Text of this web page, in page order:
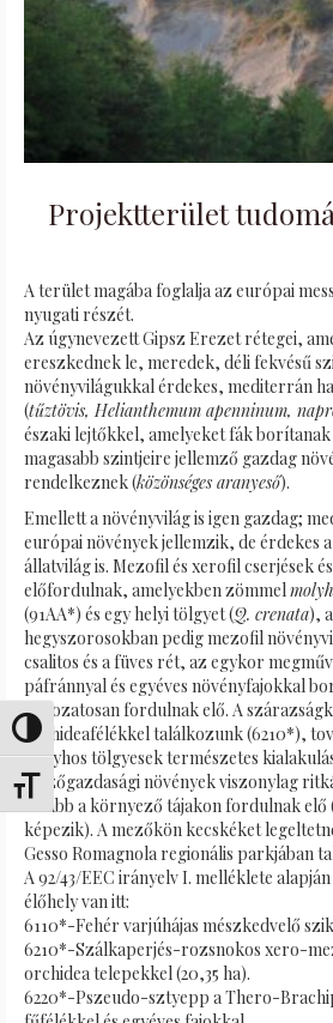
Passer en contraste élevé
Changer la taille de la police
Projektterület
A terület magába foglalja az európai
nyugati részét.
Az úgynevezett Gipsz Erezet rétegei,
ereszkednek le, meredek, déli fekvésű
növényvilágukkal érdekes, mediterrán
(tűztövis, Helianthemum apenninum,
északi lejtőkkel, amelyeket fák
magasabb szintjeire jellemző gazdag
rendelkeznek (közönséges aranyeső).
Emellett a növényvilág is igen gazdag;
európai növények jellemzik, de érdekes
állatvilág is. Mezofil és xerofil cserjések
előfordulnak, amelyekben zömmel
(91AA*) és egy helyi tölgyet (Q. crenata),
hegyszorosokban pedig mezofil
csalitos és a füves rét, az egykor
páfránnyal és egyéves növényfajokkal
változatosan fordulnak elő. A
orchideafélékkel találkozunk (6210*),
molyhos tölgyesek természetes
mezőgazdasági növények viszonylag
inkább a környező tájakon fordulnak
képezik). A mezőkön kecskéket
Gesso Romagnola regionális parkjában
A 92/43/EEC irányelv I. melléklete
élőhely van itt:
6110*-Fehér varjúhájas mészkedvelő
6210*-Szálkaperjés-rozsnokos xero-
orchidea telepekkel (20,35 ha).
6220*-Pszeudo-sztyepp a Thero-